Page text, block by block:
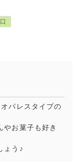
パレスタイプの
やお菓子も好き
ょう♪